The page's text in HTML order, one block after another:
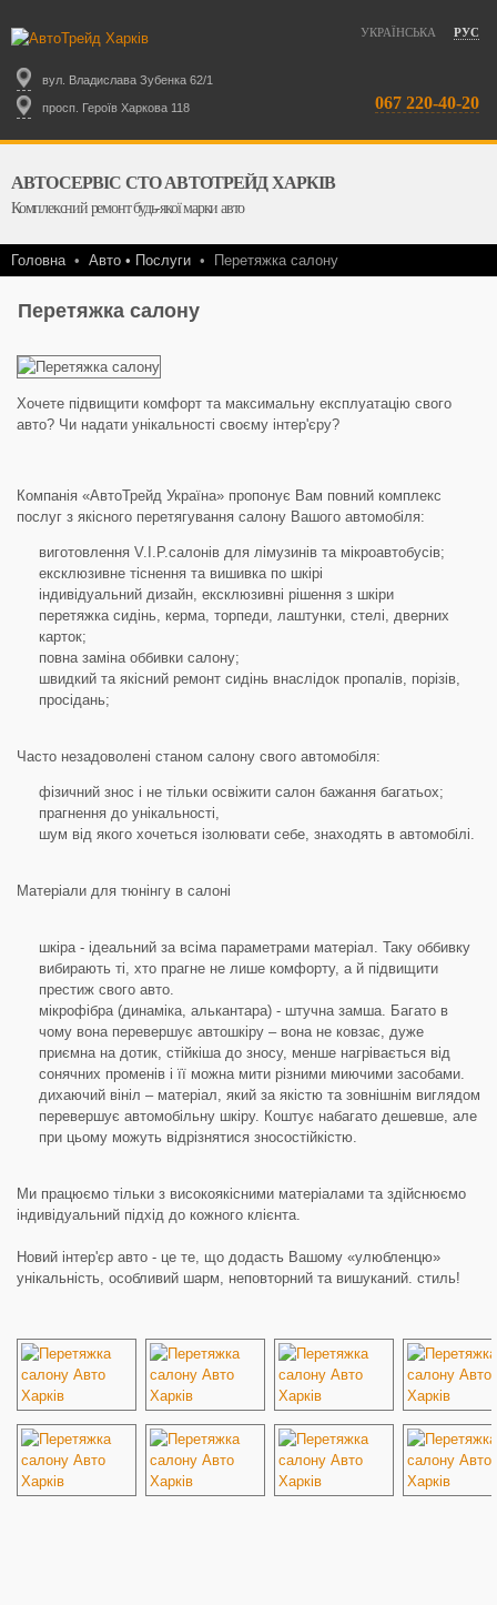
вул. Владислава Зубенка 62/1
просп. Героїв Харкова 118
УКРАЇНСЬКА РУС
067 220-40-20
АВТОСЕРВІС СТО АВТОТРЕЙД ХАРКІВ
Комплексний ремонт будь-якої марки авто
Головна• Авто • Послуги • Перетяжка салону
Перетяжка салону
Хочете підвищити комфорт та максимальну експлуатацію свого
авто? Чи надати унікальності своєму інтер'єру?
Компанія «АвтоТрейд Україна» пропонує Вам повний комплекс
послуг з якісного перетягування салону Вашого автомобіля:
виготовлення V.I.P.салонів для лімузинів та мікроавтобусів;
ексклюзивне тіснення та вишивка по шкірі
індивідуальний дизайн, ексклюзивні рішення з шкіри
перетяжка сидінь, керма, торпеди, лаштунки, стелі, дверних
карток;
повна заміна оббивки салону;
швидкий та якісний ремонт сидінь внаслідок пропалів, порізів,
просідань;
Часто незадоволені станом салону свого автомобіля:
фізичний знос і не тільки освіжити салон бажання багатьох;
прагнення до унікальності,
шум від якого хочеться ізолювати себе, знаходять в автомобілі.
Матеріали для тюнінгу в салоні
шкіра - ідеальний за всіма параметрами матеріал. Таку оббивку
вибирають ті, хто прагне не лише комфорту, а й підвищити
престиж свого авто.
мікрофібра (динаміка, алькантара) - штучна замша. Багато в
чому вона перевершує автошкіру – вона не ковзає, дуже
приємна на дотик, стійкіша до зносу, менше нагрівається від
сонячних променів і її можна мити різними миючими засобами.
дихаючий вініл – матеріал, який за якістю та зовнішнім виглядом
перевершує автомобільну шкіру. Коштує набагато дешевше, але
при цьому можуть відрізнятися зносостійкістю.
Ми працюємо тільки з високоякісними матеріалами та здійснюємо
індивідуальний підхід до кожного клієнта.
Новий інтер'єр авто - це те, що додасть Вашому «улюбленцю»
унікальність, особливий шарм, неповторний та вишуканий. стиль!